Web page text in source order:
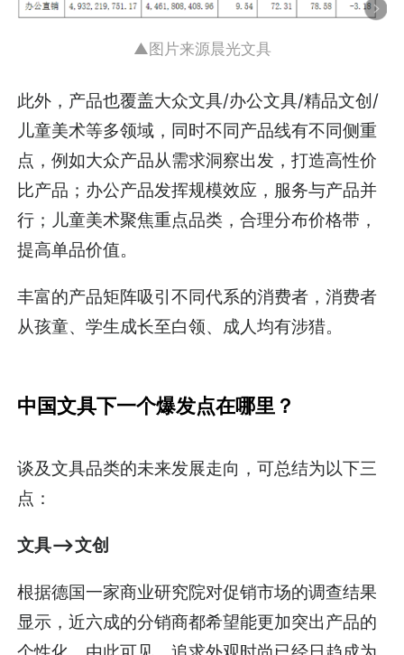
▲图片来源晨光文具
此外，产品也覆盖大众文具/办公文具/精品文创/
儿童美术等多领域，同时不同产品线有不同侧重
点，例如大众产品从需求洞察出发，打造高性价
比产品；办公产品发挥规模效应，服务与产品并
行；儿童美术聚焦重点品类，合理分布价格带，
提高单品价值。
丰富的产品矩阵吸引不同代系的消费者，消费者
从孩童、学生成长至白领、成人均有涉猎。
中国文具下一个爆发点在哪里？
谈及文具品类的未来发展走向，可总结为以下三
点：
文具-->文创
根据德国一家商业研究院对促销市场的调查结果
显示，近六成的分销商都希望能更加突出产品的